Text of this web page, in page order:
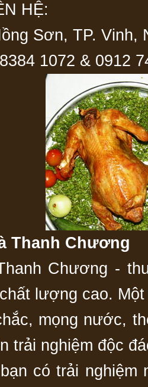
HỆ:
Sơn, TP. Vinh,
1072 & 0912
Thanh Chương
Chương -
lượng cao.
mọng nước,
trải nghiệm độc
có trải